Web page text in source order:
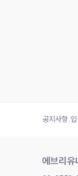
공지사항
에브리유